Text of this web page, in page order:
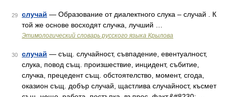
29 случай — Образование от диалектного слука – случай . К
той же основе восходят случка, лучший …
Этимологический словарь русского языка Крылова
30 случай — същ. случайност, съвпадение, евентуалност,
слука, повод същ. произшествие, инцидент, събитие,
случка, прецедент същ. обстоятелство, момент, сгода,
оказион същ. добър случай, щастлива случайност, късмет